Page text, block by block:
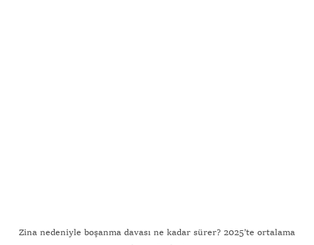
Zina nedeniyle boşanma davası ne kadar sürer? 2025’te ortalama